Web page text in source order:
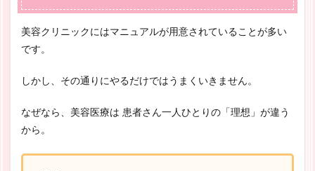
美容クリニックにはマニュアルが用意されていることが多い
です。
しかし、その通りにやるだけではうまくいきません。
なぜなら、美容医療は 患者さん一人ひとりの「理想」が違う
から。